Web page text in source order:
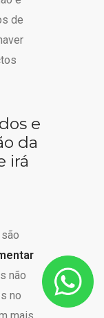
de
e
da
irá
não
no